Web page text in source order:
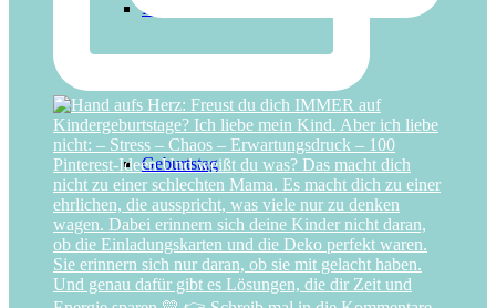
Einschulung
Geburtstag